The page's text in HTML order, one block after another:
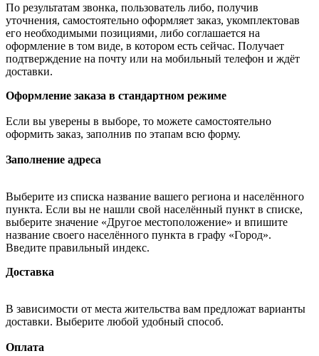
По результатам звонка, пользователь либо, получив
уточнения, самостоятельно оформляет заказ, укомплектовав
его необходимыми позициями, либо соглашается на
оформление в том виде, в котором есть сейчас. Получает
подтверждение на почту или на мобильный телефон и ждёт
доставки.
Оформление заказа в стандартном режиме
Если вы уверены в выборе, то можете самостоятельно
оформить заказ, заполнив по этапам всю форму.
Заполнение адреса
Выберите из списка название вашего региона и населённого
пункта. Если вы не нашли свой населённый пункт в списке,
выберите значение «Другое местоположение» и впишите
название своего населённого пункта в графу «Город».
Введите правильный индекс.
Доставка
В зависимости от места жительства вам предложат варианты
доставки. Выберите любой удобный способ.
Оплата